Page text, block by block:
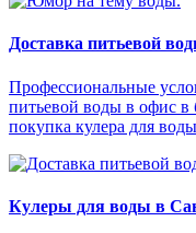
Доставка питьевой
Профессиональные
питьевой воды в офис в
покупка кулера для
Кулеры для воды в